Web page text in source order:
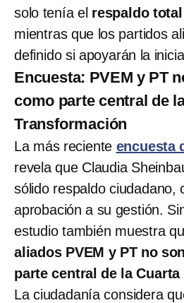
solo tenía el respaldo
mientras que los partidos
definido si apoyarán la
Encuesta: PVEM y PT
como parte central de
Transformación
La más reciente encuesta
revela que Claudia
sólido respaldo ciudadano,
aprobación a su gestión.
estudio también muestra
aliados PVEM y PT no
parte central de la
La ciudadanía considera